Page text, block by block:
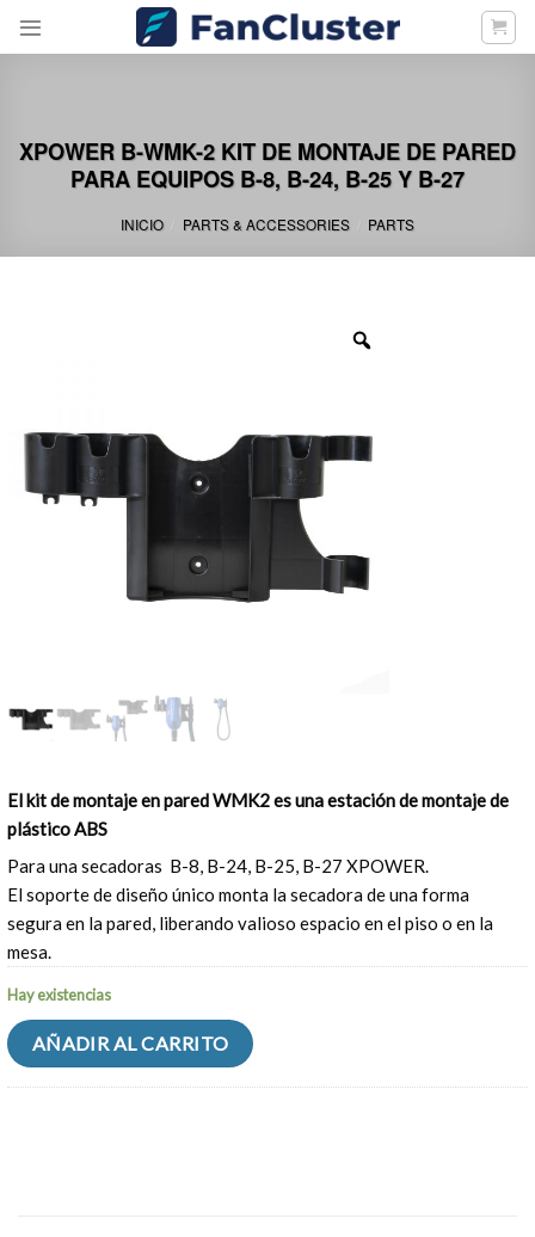
XPOWER B-WMK-2 KIT DE MONTAJE DE PARED
PARA EQUIPOS B-8, B-24, B-25 Y B-27
INICIO PARTS & ACCESSORIES PARTS
El kit de montaje en pared WMK2 es una estación de montaje de
plástico ABS
Para una secadoras B-8, B-24, B-25, B-27 XPOWER.
El soporte de diseño único monta la secadora de una forma
segura en la pared, liberando valioso espacio en el piso o en la
mesa.
Hay existencias
AÑADIR AL CARRITO